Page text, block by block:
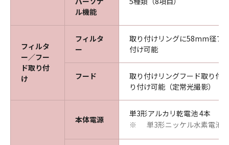
ル機能
フィルタ
ー／フー
ド取り付
け
フィルタ
ー
取り付けリングに58mm径フ
付け可能
フード
取り付けリングフード取り付
り付け可能（定常光撮影）
本体電源
単3形アルカリ乾電池 4本
※ 単3形ニッケル水素電池